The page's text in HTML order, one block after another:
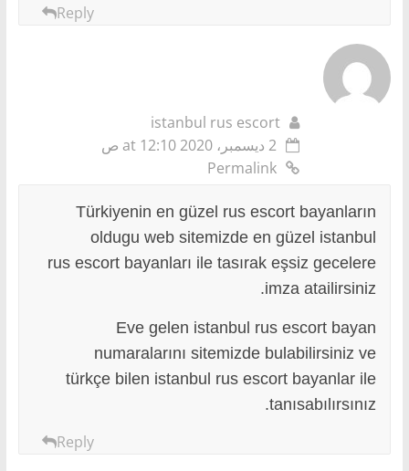
Reply
istanbul rus escort
2 ديسمبر، 2020 at 12:10 ص
Permalink
Türkiyenin en güzel rus escort bayanların
oldugu web sitemizde en güzel istanbul
rus escort bayanları ile tasırak eşsiz gecelere
imza atailirsiniz.
Eve gelen istanbul rus escort bayan
numaralarını sitemizde bulabilirsiniz ve
türkçe bilen istanbul rus escort bayanlar ile
tanısabılırsınız.
Reply